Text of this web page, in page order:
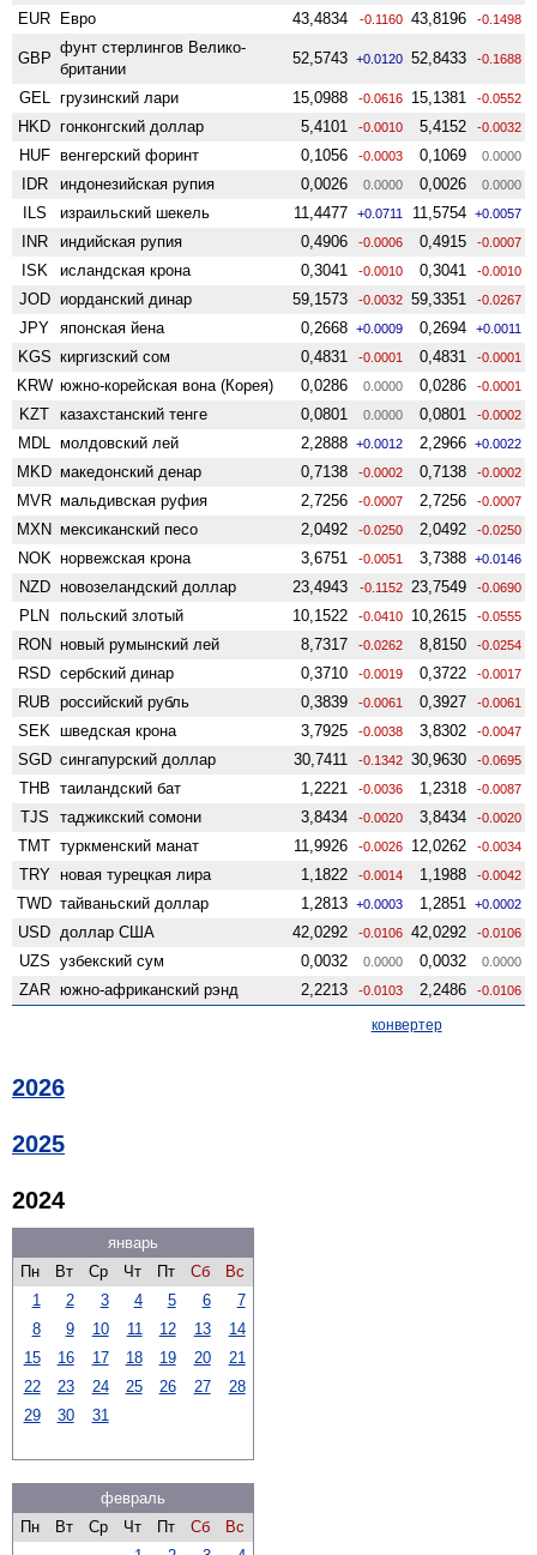
EUR Евро 43,4834 -0.1160 43,8196 -0.1498
GBP
фунт стерлингов Велико­
британии
52,5743 +0.0120 52,8433 -0.1688
GEL грузинский лари 15,0988 -0.0616 15,1381 -0.0552
HKD гонконгский доллар 5,4101 -0.0010 5,4152 -0.0032
HUF венгерский форинт 0,1056 -0.0003 0,1069 0.0000
IDR индонезийская рупия 0,0026 0.0000 0,0026 0.0000
ILS израильский шекель 11,4477 +0.0711 11,5754 +0.0057
INR индийская рупия 0,4906 -0.0006 0,4915 -0.0007
ISK исландская крона 0,3041 -0.0010 0,3041 -0.0010
JOD иорданский динар 59,1573 -0.0032 59,3351 -0.0267
JPY японская йена 0,2668 +0.0009 0,2694 +0.0011
KGS киргизский сом 0,4831 -0.0001 0,4831 -0.0001
KRW южно-корейская вона (Корея) 0,0286 0.0000 0,0286 -0.0001
KZT казахстанский тенге 0,0801 0.0000 0,0801 -0.0002
MDL молдовский лей 2,2888 +0.0012 2,2966 +0.0022
MKD македонский денар 0,7138 -0.0002 0,7138 -0.0002
MVR мальдивская руфия 2,7256 -0.0007 2,7256 -0.0007
MXN мексиканский песо 2,0492 -0.0250 2,0492 -0.0250
NOK норвежская крона 3,6751 -0.0051 3,7388 +0.0146
NZD ново­зеландский доллар 23,4943 -0.1152 23,7549 -0.0690
PLN польский злотый 10,1522 -0.0410 10,2615 -0.0555
RON новый румынский лей 8,7317 -0.0262 8,8150 -0.0254
RSD сербский динар 0,3710 -0.0019 0,3722 -0.0017
RUB российский рубль 0,3839 -0.0061 0,3927 -0.0061
SEK шведская крона 3,7925 -0.0038 3,8302 -0.0047
SGD сингапурский доллар 30,7411 -0.1342 30,9630 -0.0695
THB таиландский бат 1,2221 -0.0036 1,2318 -0.0087
TJS таджикский сомони 3,8434 -0.0020 3,8434 -0.0020
TMT туркменский манат 11,9926 -0.0026 12,0262 -0.0034
TRY новая турецкая лира 1,1822 -0.0014 1,1988 -0.0042
TWD тайваньский доллар 1,2813 +0.0003 1,2851 +0.0002
USD доллар США 42,0292 -0.0106 42,0292 -0.0106
UZS узбекский сум 0,0032 0.0000 0,0032 0.0000
ZAR южно-африканский рэнд 2,2213 -0.0103 2,2486 -0.0106
конвертер
2026
2025
2024
январь
Пн
Вт Ср Чт Пт Сб
Вс
1
2 3 4 5 6
7
8
9 10 11 12 13
14
15
16 17 18 19 20
21
22
23 24 25 26 27
28
29
30 31
февраль
Пн
Вт Ср Чт Пт Сб
Вс